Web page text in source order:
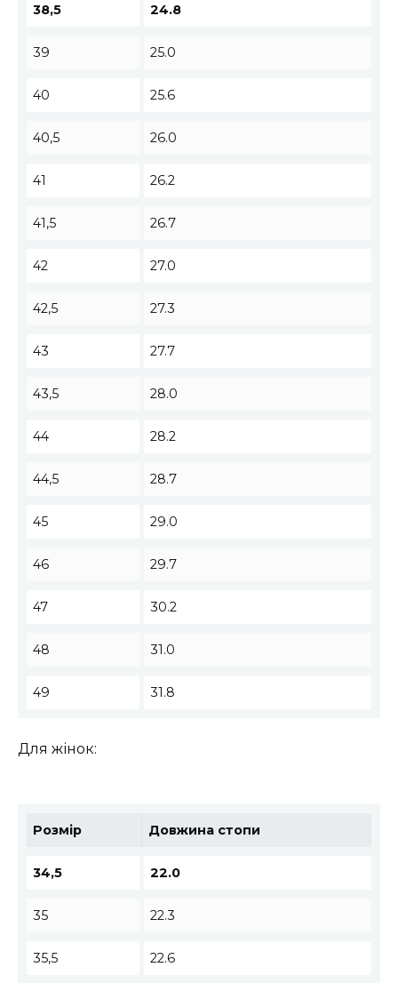
38,5 24.8
39 25.0
40 25.6
40,5 26.0
41 26.2
41,5 26.7
42 27.0
42,5 27.3
43 27.7
43,5 28.0
44 28.2
44,5 28.7
45 29.0
46 29.7
47 30.2
48 31.0
49 31.8
Для жінок:
Розмір Довжина стопи
34,5 22.0
35 22.3
35,5 22.6